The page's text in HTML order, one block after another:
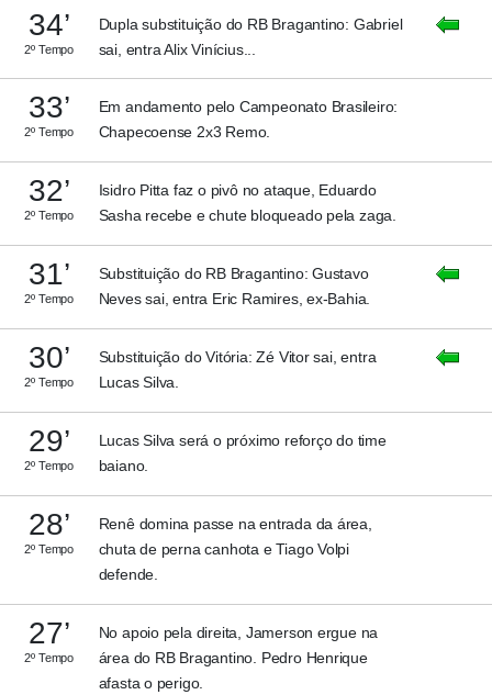
34’
2º Tempo
Dupla substituição do RB Bragantino: Gabriel
sai, entra Alix Vinícius...
33’
2º Tempo
Em andamento pelo Campeonato Brasileiro:
Chapecoense 2x3 Remo.
32’
2º Tempo
Isidro Pitta faz o pivô no ataque, Eduardo
Sasha recebe e chute bloqueado pela zaga.
31’
2º Tempo
Substituição do RB Bragantino: Gustavo
Neves sai, entra Eric Ramires, ex-Bahia.
30’
2º Tempo
Substituição do Vitória: Zé Vitor sai, entra
Lucas Silva.
29’
2º Tempo
Lucas Silva será o próximo reforço do time
baiano.
28’
2º Tempo
Renê domina passe na entrada da área,
chuta de perna canhota e Tiago Volpi
defende.
27’
2º Tempo
No apoio pela direita, Jamerson ergue na
área do RB Bragantino. Pedro Henrique
afasta o perigo.